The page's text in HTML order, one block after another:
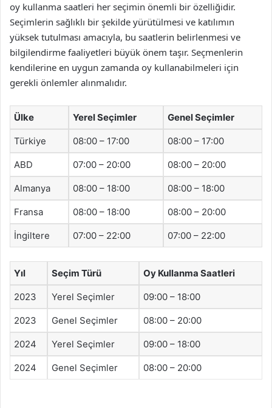
oy kullanma saatleri her seçimin önemli bir özelliğidir.
Seçimlerin sağlıklı bir şekilde yürütülmesi ve katılımın
yüksek tutulması amacıyla, bu saatlerin belirlenmesi ve
bilgilendirme faaliyetleri büyük önem taşır. Seçmenlerin
kendilerine en uygun zamanda oy kullanabilmeleri için
gerekli önlemler alınmalıdır.
Ülke Yerel Seçimler Genel Seçimler
Türkiye 08:00 – 17:00 08:00 – 17:00
ABD 07:00 – 20:00 08:00 – 20:00
Almanya 08:00 – 18:00 08:00 – 18:00
Fransa 08:00 – 18:00 08:00 – 20:00
İngiltere 07:00 – 22:00 07:00 – 22:00
Yıl Seçim Türü Oy Kullanma Saatleri
2023 Yerel Seçimler 09:00 – 18:00
2023 Genel Seçimler 08:00 – 20:00
2024 Yerel Seçimler 09:00 – 18:00
2024 Genel Seçimler 08:00 – 20:00